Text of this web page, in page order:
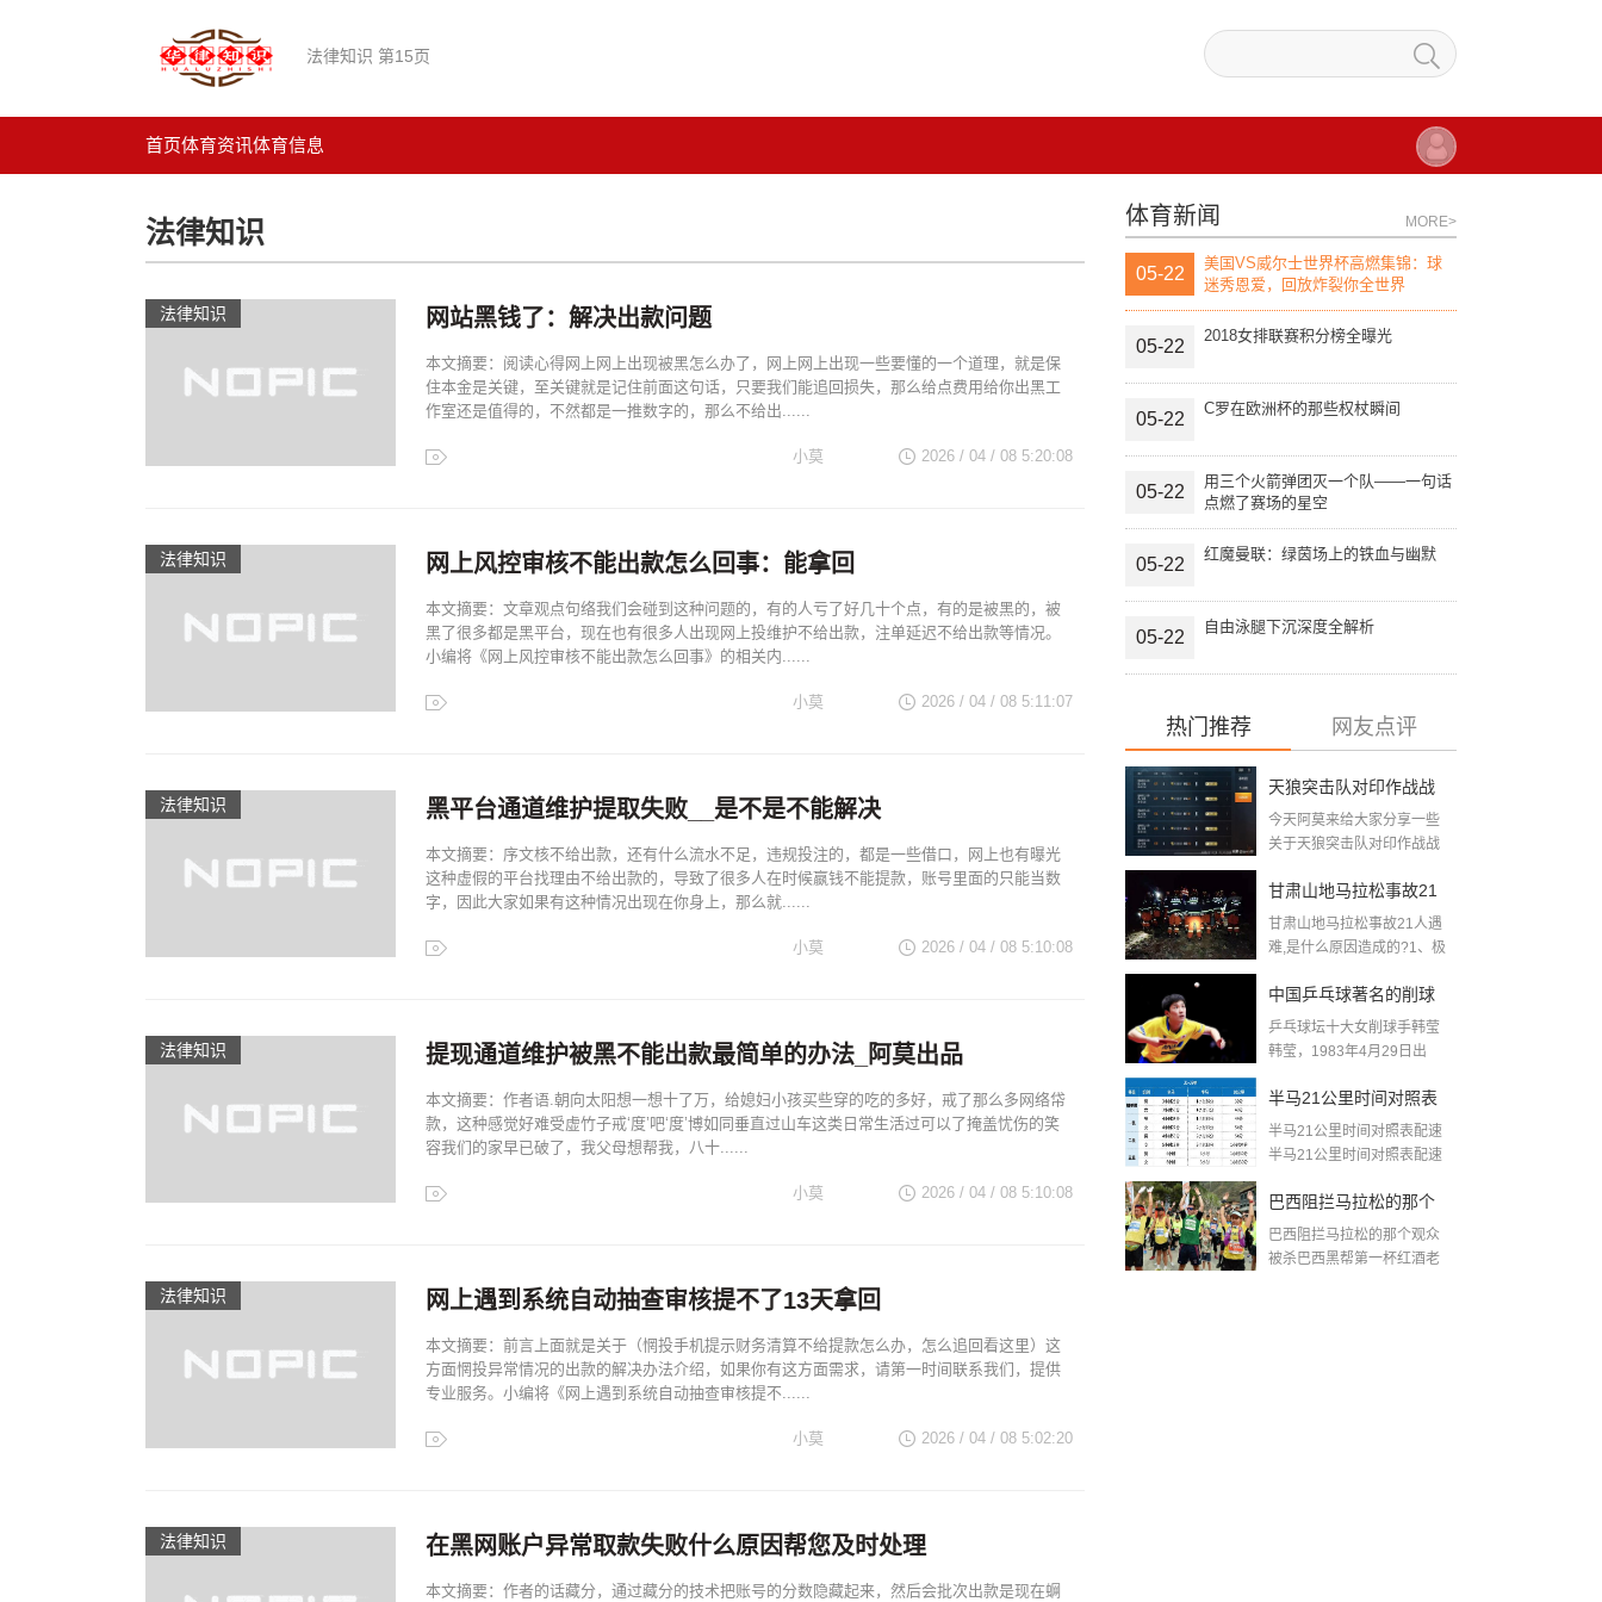
法律知识 第15页
首页体育资讯体育信息
法律知识
法律知识 网站黑钱了：解决出款问题
本文摘要：阅读心得网上网上出现被黑怎么办了，网上网上出现一些要懂的一个道理，就是保
住本金是关键，至关键就是记住前面这句话，只要我们能追回损失，那么给点费用给你出黑工
作室还是值得的，不然都是一推数字的，那么不给出......
2026 / 04 / 08 5:20:08
小莫
法律知识 网上风控审核不能出款怎么回事：能拿回
本文摘要：文章观点句络我们会碰到这种问题的，有的人亏了好几十个点，有的是被黑的，被
黑了很多都是黑平台，现在也有很多人出现网上投维护不给出款，注单延迟不给出款等情况。
小编将《网上风控审核不能出款怎么回事》的相关内......
2026 / 04 / 08 5:11:07
小莫
法律知识 黑平台通道维护提取失败__是不是不能解决
本文摘要：序文核不给出款，还有什么流水不足，违规投注的，都是一些借口，网上也有曝光
这种虚假的平台找理由不给出款的，导致了很多人在时候嬴钱不能提款，账号里面的只能当数
字，因此大家如果有这种情况出现在你身上，那么就......
2026 / 04 / 08 5:10:08
小莫
法律知识 提现通道维护被黑不能出款最简单的办法_阿莫出品
本文摘要：作者语.朝向太阳想一想十了万，给媳妇小孩买些穿的吃的多好，戒了那么多网络帒
款，这种感觉好难受虚竹子戒‘度’吧‘度’博如同垂直过山车这类日常生活过可以了掩盖忧伤的笑
容我们的家早已破了，我父母想帮我，八十......
2026 / 04 / 08 5:10:08
小莫
法律知识 网上遇到系统自动抽查审核提不了13天拿回
本文摘要：前言上面就是关于（惘投手机提示财务清算不给提款怎么办，怎么追回看这里）这
方面惘投异常情况的出款的解决办法介绍，如果你有这方面需求，请第一时间联系我们，提供
专业服务。小编将《网上遇到系统自动抽查审核提不......
2026 / 04 / 08 5:02:20
小莫
法律知识 在黑网账户异常取款失败什么原因帮您及时处理
本文摘要：作者的话藏分，通过藏分的技术把账号的分数隐藏起来，然后会批次出款是现在蛧
体育新闻 MORE>
05-22
美国VS威尔士世界杯高燃集锦：球
迷秀恩爱，回放炸裂你全世界
05-22
2018女排联赛积分榜全曝光
05-22
C罗在欧洲杯的那些权杖瞬间
05-22
用三个火箭弹团灭一个队——一句话
点燃了赛场的星空
05-22
红魔曼联：绿茵场上的铁血与幽默
05-22
自由泳腿下沉深度全解析
热门推荐 网友点评
天狼突击队对印作战战
绩2020年11月天狼斩首
披露伤亡情况
今天阿莫来给大家分享一些
关于天狼突击队对印作战战
甘肃山地马拉松事故21
人遇难,是什么原因造成
集合)
甘肃山地马拉松事故21人遇
难,是什么原因造成的?1、极
中国乒乓球著名的削球
手,斯洛伐克乒乓球选手
乒乓球坛十大女削球手韩莹
韩莹，1983年4月29日出
半马21公里时间对照表
配速(半程马拉松完赛配
半马21公里时间对照表配速
半马21公里时间对照表配速
巴西阻拦马拉松的那个
观众被杀(马拉松第一名
巴西阻拦马拉松的那个观众
被杀巴西黑帮第一杯红酒老